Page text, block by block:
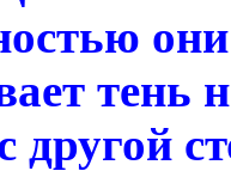
тень
другой